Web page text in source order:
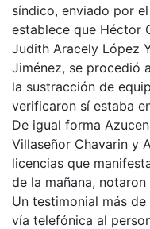
síndico, enviado por
establece que Héctor
Judith Aracely López
Jiménez, se procedió
la sustracción de
verificaron sí estaba
De igual forma
Villaseñor Chavarin y
licencias que
de la mañana,
Un testimonial más
vía telefónica al